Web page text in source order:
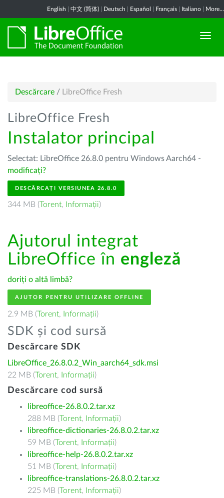
English 中文 (简体) Deutsch Español Français Italiano More...
Descărcare / LibreOffice Fresh
LibreOffice Fresh
Instalator principal
Selectat: LibreOffice 26.8.0 pentru Windows Aarch64 -
modificați?
DESCĂRCAȚI VERSIUNEA 26.8.0
344 MB (Torent, Informații)
Ajutorul integrat
LibreOffice în engleză
doriți o altă limbă?
AJUTOR PENTRU UTILIZARE OFFLINE
2.9 MB (Torent, Informații)
SDK și cod sursă
Descărcare SDK
LibreOffice_26.8.0.2_Win_aarch64_sdk.msi
22 MB (Torent, Informații)
Descărcare cod sursă
libreoffice-26.8.0.2.tar.xz
288 MB (Torent, Informații)
libreoffice-dictionaries-26.8.0.2.tar.xz
59 MB (Torent, Informații)
libreoffice-help-26.8.0.2.tar.xz
51 MB (Torent, Informații)
libreoffice-translations-26.8.0.2.tar.xz
225 MB (Torent, Informații)